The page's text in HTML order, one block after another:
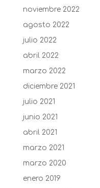
noviembre 2022
agosto 2022
julio 2022
abril 2022
marzo 2022
diciembre 2021
julio 2021
junio 2021
abril 2021
marzo 2021
marzo 2020
enero 2019